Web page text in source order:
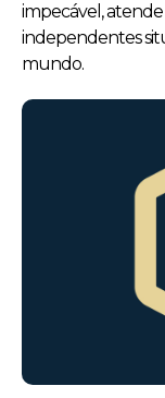
impecável, atende
independentes
mundo.